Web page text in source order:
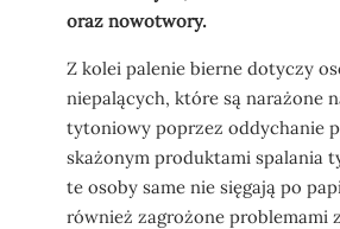
oraz nowotwory.
Z kolei palenie bierne dotyczy
niepalących, które są narażone
tytoniowy poprzez oddychanie
skażonym produktami spalania
te osoby same nie sięgają po
również zagrożone problemami